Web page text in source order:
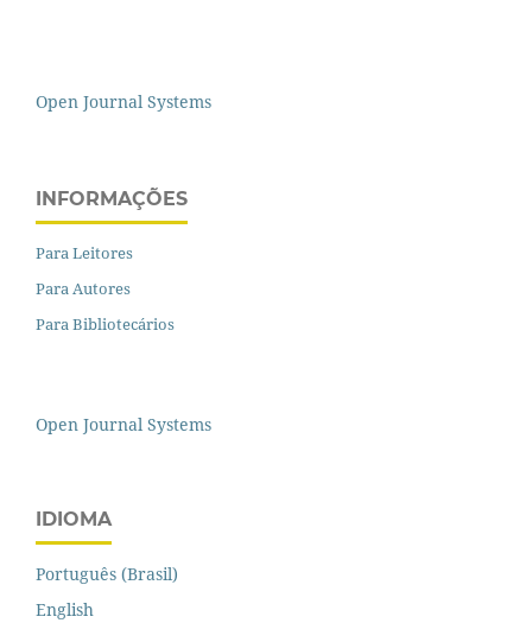
Open Journal Systems
INFORMAÇÕES
Para Leitores
Para Autores
Para Bibliotecários
Open Journal Systems
IDIOMA
Português (Brasil)
English